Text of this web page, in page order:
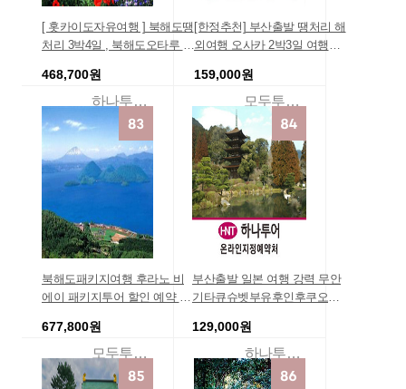
[ 홋카이도자유여행 ] 북해도땡
처리 3박4일 , 북해도오타루 ▶
어여행사 북해도그랜드 파크
오타루여행 온천,자연,음식 N
O.1 [ 삿포로호텔 ]
468,700원
하나투어리더투어
[한정추천] 부산출발 땡처리 해
외여행 오사카 2박3일 여행코
오사카여행지 모두투어[예약
할인] 선착순 기념품혜택 인기
상품 일본 온천 여행 인기해외
여행지
159,000원
모두투어땡처리여행
북해도패키지여행 후라노 비
에이 패키지투어 할인 예약 4
비스타 홋카이도자유여행 더
블룸 베스트웨스턴 3박4일 진
에어 북해도여행비용 여행지
677,800원
모두투어패키지여행몰
부산출발 일본 여행 강력 무안
기타큐슈벳부유후인후쿠오카
천 예약 가볼만한곳 [ 야마구치
129,000원
하나투어온라인지정예약처